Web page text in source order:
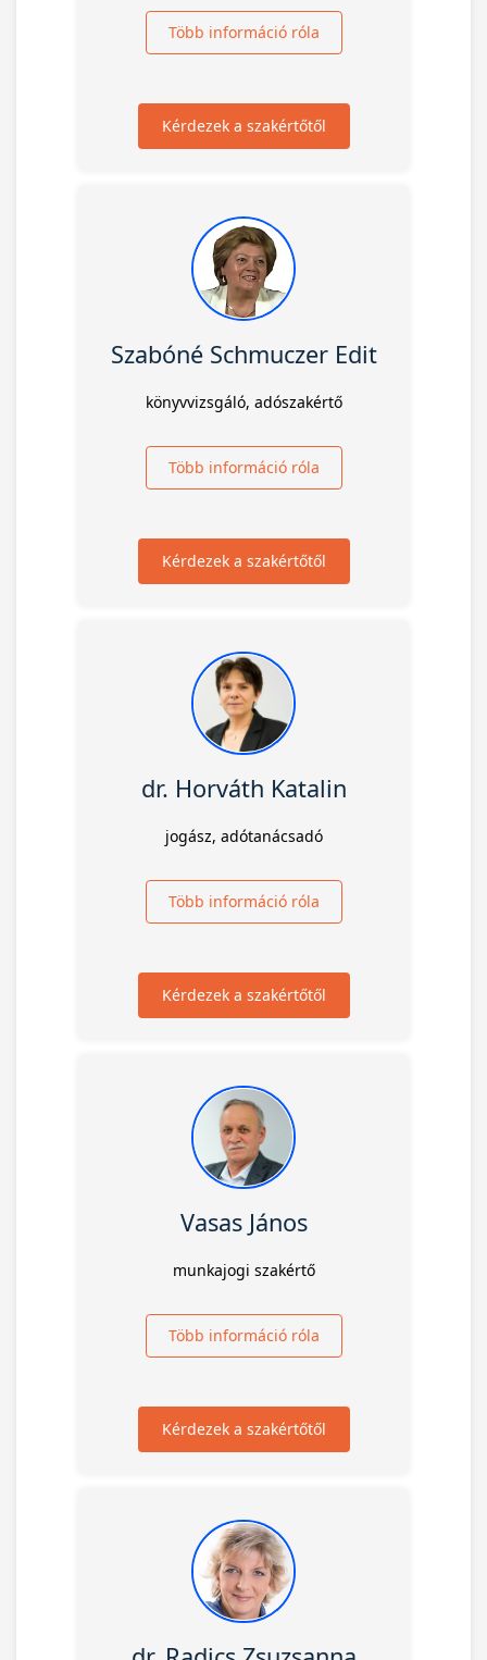
Több információ róla
Kérdezek a szakértőtől
Szabóné Schmuczer Edit
könyvvizsgáló, adószakértő
Több információ róla
Kérdezek a szakértőtől
dr. Horváth Katalin
jogász, adótanácsadó
Több információ róla
Kérdezek a szakértőtől
Vasas János
munkajogi szakértő
Több információ róla
Kérdezek a szakértőtől